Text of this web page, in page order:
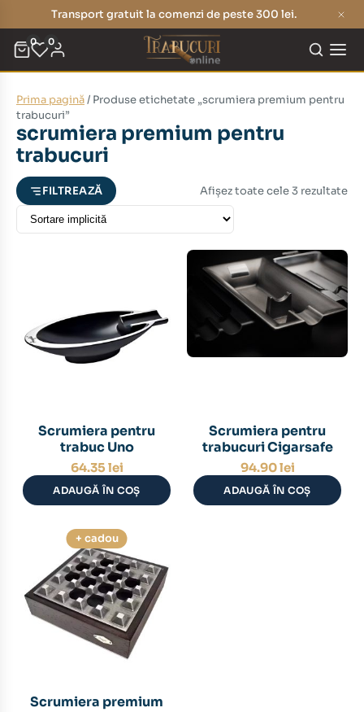
Transport gratuit la comenzi de peste 300 lei.
0 0
Prima pagină/ Produse etichetate „scrumiera premium pentru
trabucuri”
scrumiera premium pentru
trabucuri
FILTREAZĂ Afișez toate cele 3 rezultate
Scrumiera pentru
trabuc Uno
64.35 lei
ADAUGĂ ÎN COȘ
Scrumiera pentru
trabucuri Cigarsafe
94.90lei
ADAUGĂ ÎN COȘ
+ cadou
Scrumiera premium